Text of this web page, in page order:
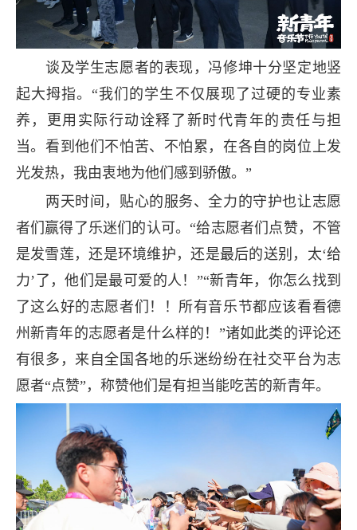
谈及学生志愿者的表现，冯修坤十分坚定地竖
起大拇指。“我们的学生不仅展现了过硬的专业素
养，更用实际行动诠释了新时代青年的责任与担
当。看到他们不怕苦、不怕累，在各自的岗位上发
光发热，我由衷地为他们感到骄傲。”
两天时间，贴心的服务、全力的守护也让志愿
者们赢得了乐迷们的认可。“给志愿者们点赞，不管
是发雪莲，还是环境维护，还是最后的送别，太‘给
力’了，他们是最可爱的人！”“新青年，你怎么找到
了这么好的志愿者们！！所有音乐节都应该看看德
州新青年的志愿者是什么样的！”诸如此类的评论还
有很多，来自全国各地的乐迷纷纷在社交平台为志
愿者“点赞”，称赞他们是有担当能吃苦的新青年。